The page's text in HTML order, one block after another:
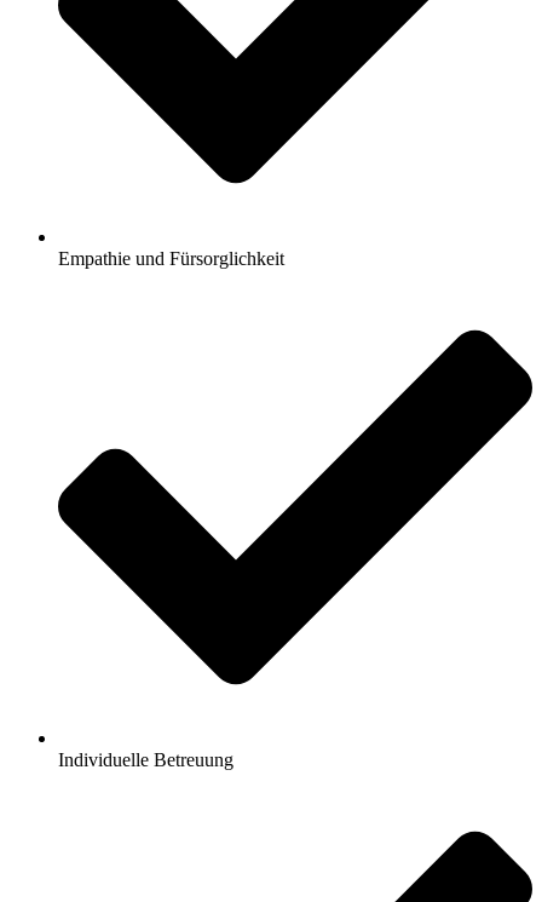
Empathie und Fürsorglichkeit
Individuelle Betreuung